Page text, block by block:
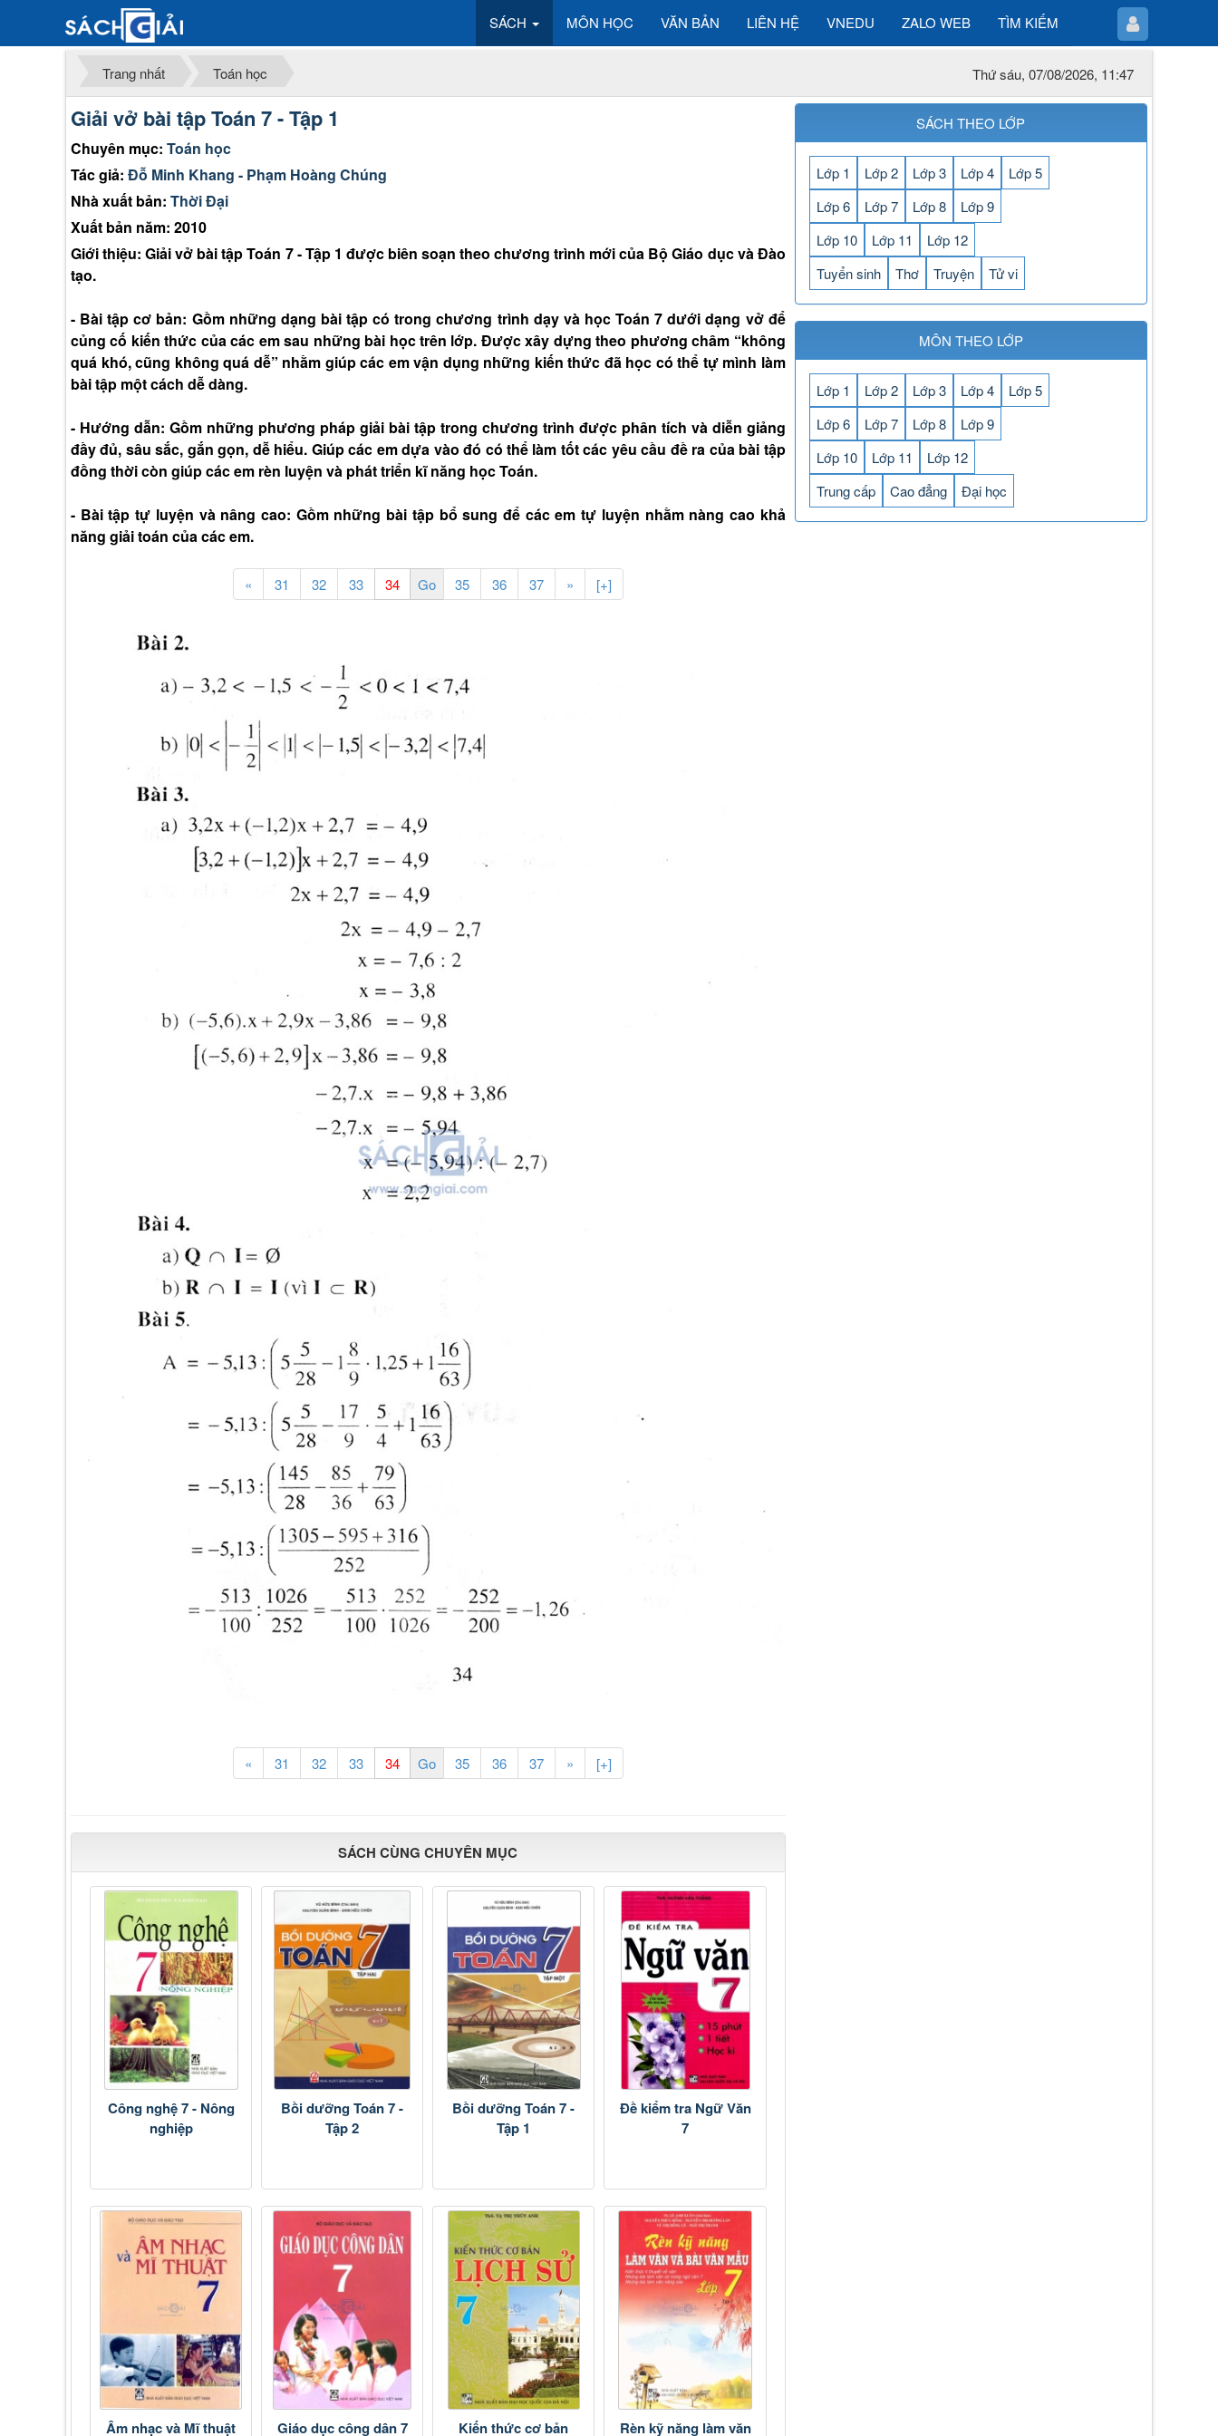
SÁCH MÔN HỌC VĂN BẢN LIÊN HỆ VNEDU ZALO WEB TÌM KIẾM
Trang nhất Toán học Thứ sáu, 07/08/2026, 11:47
Giải vở bài tập Toán 7 - Tập 1
Chuyên mục: Toán học
Tác giả: Đỗ Minh Khang - Phạm Hoàng Chúng
Nhà xuất bản: Thời Đại
Xuất bản năm: 2010
Giới thiệu: Giải vở bài tập Toán 7 - Tập 1 được biên soạn theo chương trình mới của Bộ Giáo dục và Đào
tạo.
- Bài tập cơ bản: Gồm những dạng bài tập có trong chương trình dạy và học Toán 7 dưới dạng vở để
củng cố kiến thức của các em sau những bài học trên lớp. Được xây dựng theo phương châm “không
quá khó, cũng không quá dễ” nhằm giúp các em vận dụng những kiến thức đã học có thể tự mình làm
bài tập một cách dễ dàng.
- Hướng dẫn: Gồm những phương pháp giải bài tập trong chương trình được phân tích và diễn giảng
đầy đủ, sâu sắc, gắn gọn, dễ hiểu. Giúp các em dựa vào đó có thể làm tốt các yêu cầu đề ra của bài tập
đồng thời còn giúp các em rèn luyện và phát triển kĩ năng học Toán.
- Bài tập tự luyện và nâng cao: Gồm những bài tập bổ sung để các em tự luyện nhằm nàng cao khả
năng giải toán của các em.
« 31 32 33 35 36 37 » [+]
« 31 32 33 35 36 37 » [+]
SÁCH CÙNG CHUYÊN MỤC
Công nghệ 7 - Nông
nghiệp
Bồi dưỡng Toán 7 -
Tập 2
Bồi dưỡng Toán 7 -
Tập 1
Đề kiểm tra Ngữ Văn
7
Âm nhạc và Mĩ thuật Giáo dục công dân 7 Kiến thức cơ bản Rèn kỹ năng làm văn
SÁCH THEO LỚP
Lớp 1 Lớp 2 Lớp 3 Lớp 4
Lớp 5
Lớp 6
Lớp 7 Lớp 8
Lớp 9
Lớp 10
Lớp 11
Lớp 12
Tuyển sinh
Thơ Truyện Tử vi
MÔN THEO LỚP
Lớp 1 Lớp 2 Lớp 3 Lớp 4
Lớp 5
Lớp 6
Lớp 7 Lớp 8
Lớp 9
Lớp 10
Lớp 11
Lớp 12
Trung cấp
Cao đẳng Đại học